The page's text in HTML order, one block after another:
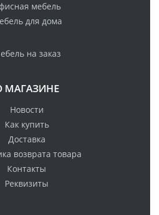
мебель
для дома
на заказ
МАГАЗИНЕ
Новости
Как купить
Доставка
возврата товара
Контакты
Реквизиты